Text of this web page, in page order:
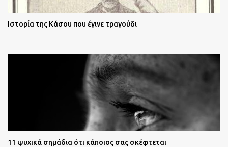
Ιστορία της Κάσου που έγινε τραγούδι
11 ψυχικά σημάδια ότι κάποιος σας σκέφτεται